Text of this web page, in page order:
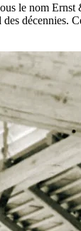
le nom